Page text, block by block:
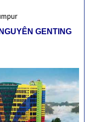
GENTING